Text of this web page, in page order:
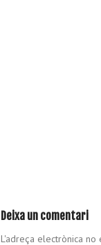
Deixa un comentari
L'adreça electrònica no